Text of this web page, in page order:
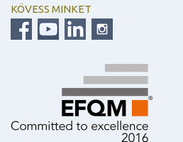
KÖVESS MINKET